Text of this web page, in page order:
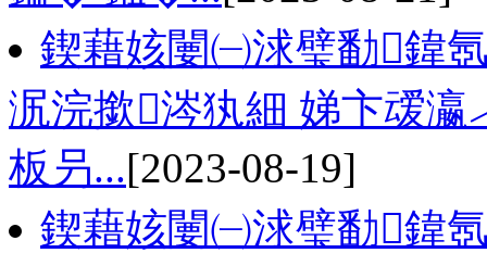
鍥藉姟闄㈠浗璧勫鍏
泦浣撳涔犱細 娣卞叆
板叧...[2023-08-19]
鍥藉姟闄㈠浗璧勫鍏